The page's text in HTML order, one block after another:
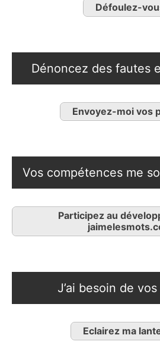
Défoulez-
Dénoncez des fautes
Envoyez-moi vos
Vos compétences me
Participez au
J’ai besoin de
Eclairez ma